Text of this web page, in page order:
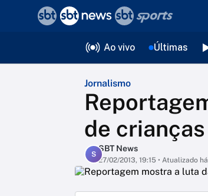
Ao vivo Últimas
Jornalismo
de
S
SBT News
27/02/2013, 19:15 • Atualizado
voltar
Editorias